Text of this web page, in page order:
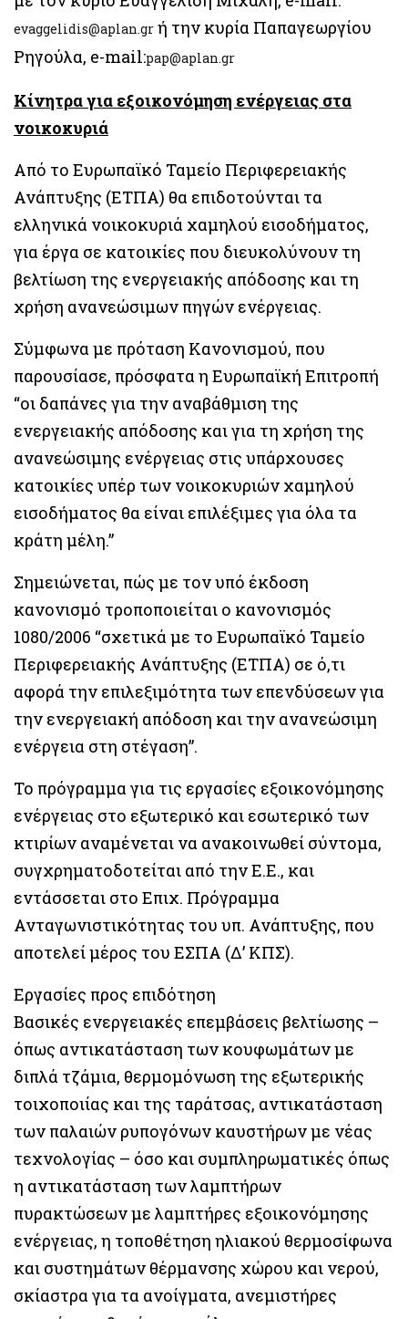
evaggelidis@aplan.gr ή την κυρία Παπαγεωργίου
Ρηγούλα, e-mail:pap@aplan.gr
Κίνητρα για εξοικονόμηση ενέργειας στα
νοικοκυριά
Από το Ευρωπαϊκό Ταμείο Περιφερειακής
Ανάπτυξης (ΕΤΠΑ) θα επιδοτούνται τα
ελληνικά νοικοκυριά χαμηλού εισοδήματος,
για έργα σε κατοικίες που διευκολύνουν τη
βελτίωση της ενεργειακής απόδοσης και τη
χρήση ανανεώσιμων πηγών ενέργειας.
Σύμφωνα με πρόταση Κανονισμού, που
παρουσίασε, πρόσφατα η Ευρωπαϊκή Επιτροπή
“οι δαπάνες για την αναβάθμιση της
ενεργειακής απόδοσης και για τη χρήση της
ανανεώσιμης ενέργειας στις υπάρχουσες
κατοικίες υπέρ των νοικοκυριών χαμηλού
εισοδήματος θα είναι επιλέξιμες για όλα τα
κράτη μέλη.”
Σημειώνεται, πώς με τον υπό έκδοση
κανονισμό τροποποιείται ο κανονισμός
1080/2006 “σχετικά με το Ευρωπαϊκό Ταμείο
Περιφερειακής Ανάπτυξης (ΕΤΠΑ) σε ό,τι
αφορά την επιλεξιμότητα των επενδύσεων για
την ενεργειακή απόδοση και την ανανεώσιμη
ενέργεια στη στέγαση”.
Το πρόγραμμα για τις εργασίες εξοικονόμησης
ενέργειας στο εξωτερικό και εσωτερικό των
κτιρίων αναμένεται να ανακοινωθεί σύντομα,
συγχρηματοδοτείται από την Ε.Ε., και
εντάσσεται στο Επιχ. Πρόγραμμα
Ανταγωνιστικότητας του υπ. Ανάπτυξης, που
αποτελεί μέρος του ΕΣΠΑ (Δ’ ΚΠΣ).
Εργασίες προς επιδότηση
Βασικές ενεργειακές επεμβάσεις βελτίωσης –
όπως αντικατάσταση των κουφωμάτων με
διπλά τζάμια, θερμομόνωση της εξωτερικής
τοιχοποιίας και της ταράτσας, αντικατάσταση
των παλαιών ρυπογόνων καυστήρων με νέας
τεχνολογίας – όσο και συμπληρωματικές όπως
η αντικατάσταση των λαμπτήρων
πυρακτώσεων με λαμπτήρες εξοικονόμησης
ενέργειας, η τοποθέτηση ηλιακού θερμοσίφωνα
και συστημάτων θέρμανσης χώρου και νερού,
σκίαστρα για τα ανοίγματα, ανεμιστήρες